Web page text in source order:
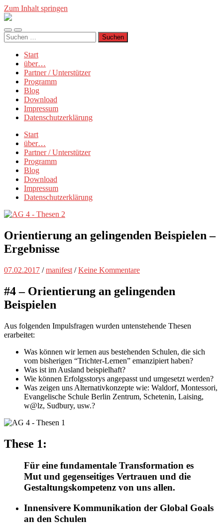
Zum Inhalt springen
Münchner
Mobile-
Menü
Suchfeld
ein-/ausblenden
Suchen
nach:
Start
über…
Partner / Unterstützer
Programm
Blog
Download
Impressum
Datenschutzerklärung
Start
über…
Partner / Unterstützer
Programm
Blog
Download
Impressum
Datenschutzerklärung
Orientierung an gelingenden Beispielen –
Ergebnisse
07.02.2017 /manifest /Keine Kommentare
#4 – Orientierung an gelingenden
Beispielen
Aus folgenden Impulsfragen wurden untenstehende Thesen
erarbeitet:
Was können wir lernen aus bestehenden Schulen, die sich
vom bisherigen “Trichter-Lernen” emanzipiert haben?
Was ist im Ausland beispielhaft?
Wie können Erfolgsstorys angepasst und umgesetzt werden?
Was zeigen uns Alternativkonzepte wie: Waldorf, Montessori,
Evangelische Schule Berlin Zentrum, Schetenin, Laising,
w@lz, Sudbury, usw.?
These 1:
Für eine fundamentale Transformation es
Mut und gegenseitiges Vertrauen und die
Gestaltungskompetenz von uns allen.
Innensivere Kommunikation der Global Goals
an den Schulen